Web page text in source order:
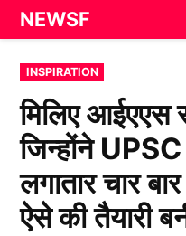
Skip
to
content
NEWSF
POSTED
IN
INSPIRATION
मिलिए आईएएस
जिन्होंने UPSC
लगातार चार
ऐसे की तैयारी